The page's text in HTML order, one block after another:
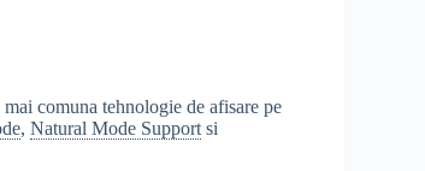
comuna tehnologie de afisare pe
,Natural Mode Support si